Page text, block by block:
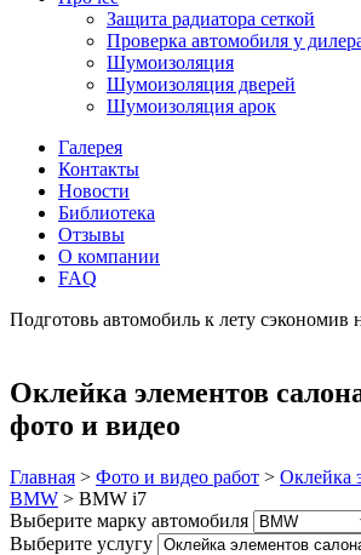
Защита радиатора сеткой
Проверка автомобиля у
Шумоизоляция
Шумоизоляция дверей
Шумоизоляция арок
Галерея
Контакты
Новости
Библиотека
Отзывы
О компании
FAQ
Подготовь автомобиль к лету сэкономив
Оклейка элементов
фото и видео
Главная > Фото и видео работ > Оклейка
BMW > BMW i7
Выберите марку автомобиля
Выберите услугу